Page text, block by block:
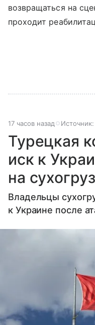
возвращаться на
проходит
17 часов назад Источник:
Турецкая
иск к
на сухогруз
Владельцы
к Украине после